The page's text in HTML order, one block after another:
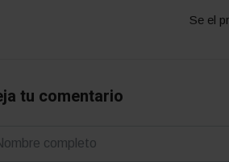
Se el
tu comentario